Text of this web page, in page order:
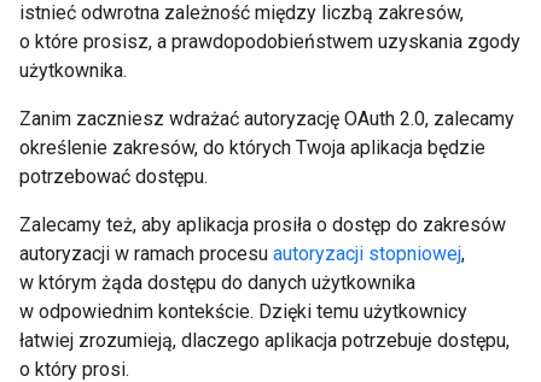
istnieć odwrotna zależność między liczbą zakresów,
o które prosisz, a prawdopodobieństwem uzyskania zgody
użytkownika.
Zanim zaczniesz wdrażać autoryzację OAuth 2.0, zalecamy
określenie zakresów, do których Twoja aplikacja będzie
potrzebować dostępu.
Zalecamy też, aby aplikacja prosiła o dostęp do zakresów
autoryzacji w ramach procesu autoryzacji stopniowej,
w którym żąda dostępu do danych użytkownika
w odpowiednim kontekście. Dzięki temu użytkownicy
łatwiej zrozumieją, dlaczego aplikacja potrzebuje dostępu,
o który prosi.